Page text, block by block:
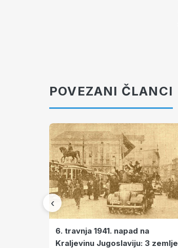
POVEZANI ČLANCI
‹
6. travnja 1941. napad na
Kraljevinu Jugoslaviju: 3 zemlje